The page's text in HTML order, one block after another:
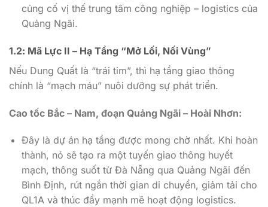
củng cố vị thế trung tâm công nghiệp – logistics của
Quảng Ngãi.
1.2: Mã Lực II – Hạ Tầng “Mở Lối, Nối Vùng”
Nếu Dung Quất là “trái tim”, thì hạ tầng giao thông
chính là “mạch máu” nuôi dưỡng sự phát triển.
Cao tốc Bắc – Nam, đoạn Quảng Ngãi – Hoài Nhơn:
Đây là dự án hạ tầng được mong chờ nhất. Khi hoàn
thành, nó sẽ tạo ra một tuyến giao thông huyết
mạch, thông suốt từ Đà Nẵng qua Quảng Ngãi đến
Bình Định, rút ngắn thời gian di chuyển, giảm tải cho
QL1A và thúc đẩy mạnh mẽ hoạt động logistics.